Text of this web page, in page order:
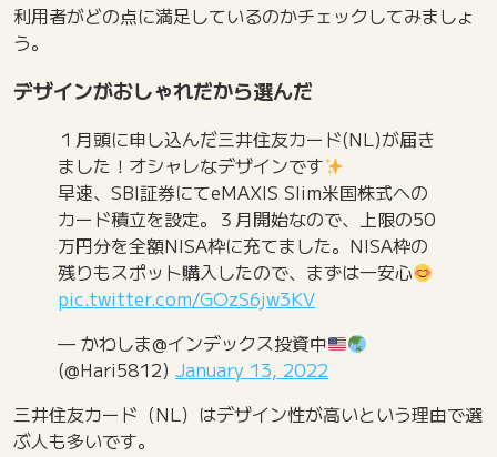
利用者がどの点に満足しているのかチェックしてみましょ
う。
デザインがおしゃれだから選んだ
１月頭に申し込んだ三井住友カード(NL)が届き
ました！オシャレなデザインです
早速、SBI証券にてeMAXIS Slim米国株式への
カード積立を設定。３月開始なので、上限の50
万円分を全額NISA枠に充てました。NISA枠の
残りもスポット購入したので、まずは一安心
pic.twitter.com/GOzS6jw3KV
— かわしま@インデックス投資中
(@Hari5812) January 13, 2022
三井住友カード（NL）はデザイン性が高いという理由で選
ぶ人も多いです。